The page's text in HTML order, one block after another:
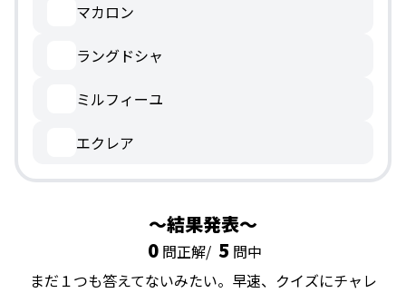
マカロン
ラングドシャ
ミルフィーユ
エクレア
結果発表
0 問正解/ 5 問中
まだ１つも答えてないみたい。早速、クイズにチャレ